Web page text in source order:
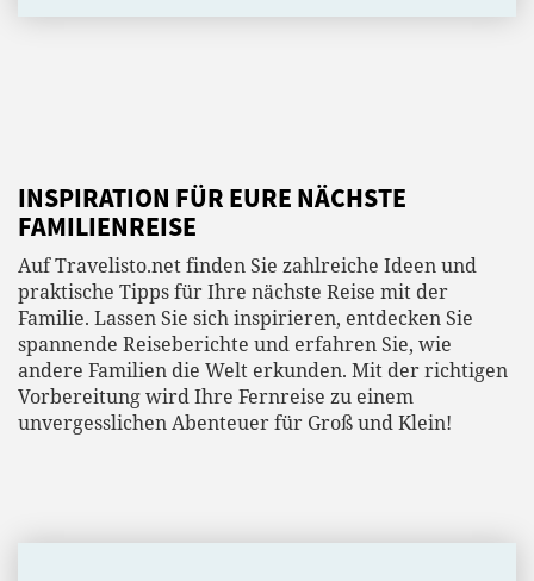
INSPIRATION FÜR EURE NÄCHSTE
FAMILIENREISE
Auf Travelisto.net finden Sie zahlreiche Ideen und
praktische Tipps für Ihre nächste Reise mit der
Familie. Lassen Sie sich inspirieren, entdecken Sie
spannende Reiseberichte und erfahren Sie, wie
andere Familien die Welt erkunden. Mit der richtigen
Vorbereitung wird Ihre Fernreise zu einem
unvergesslichen Abenteuer für Groß und Klein!